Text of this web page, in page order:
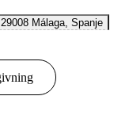
Málaga, Spanje